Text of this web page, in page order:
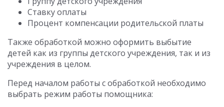
Ставку оплаты
Процент компенсации родительской платы
Также обработкой можно оформить выбытие
детей как из группы детского учреждения, так и из
учреждения в целом.
Перед началом работы с обработкой необходимо
выбрать режим работы помощника: